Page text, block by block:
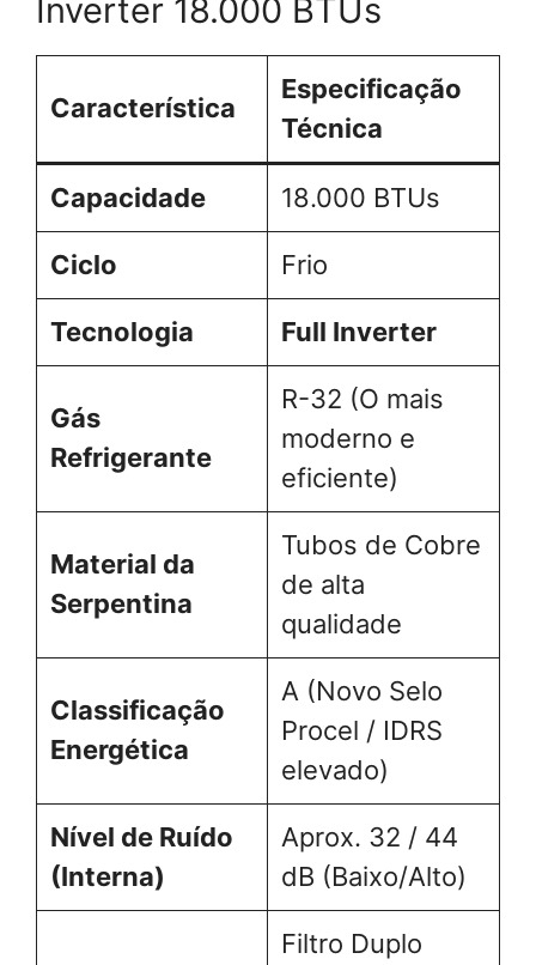
Inverter 18.000 BTUs
Característica
Especificação
Técnica
Capacidade 18.000 BTUs
Ciclo Frio
Tecnologia Full Inverter
Gás
Refrigerante
R-32 (O mais
moderno e
eficiente)
Material da
Serpentina
Tubos de Cobre
de alta
qualidade
Classificação
Energética
A (Novo Selo
Procel / IDRS
elevado)
Nível de Ruído
(Interna)
Aprox. 32 / 44
dB (Baixo/Alto)
Filtro Duplo